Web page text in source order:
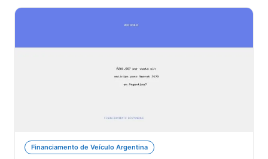
Financiamento de Veículo Argentina